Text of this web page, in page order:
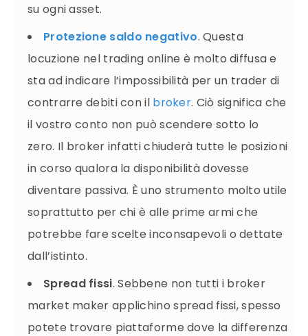
su ogni asset.
Protezione saldo negativo. Questa
locuzione nel trading online è molto diffusa e
sta ad indicare l’impossibilità per un trader di
contrarre debiti con il broker. Ciò significa che
il vostro conto non può scendere sotto lo
zero. Il broker infatti chiuderà tutte le posizioni
in corso qualora la disponibilità dovesse
diventare passiva. È uno strumento molto utile
soprattutto per chi è alle prime armi che
potrebbe fare scelte inconsapevoli o dettate
dall’istinto.
Spread fissi. Sebbene non tutti i broker
market maker applichino spread fissi, spesso
potete trovare piattaforme dove la differenza